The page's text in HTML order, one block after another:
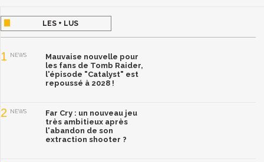
LES + LUS
1 NEWS
Mauvaise nouvelle pour
les fans de Tomb Raider,
l'épisode "Catalyst" est
repoussé à 2028 !
2 NEWS
Far Cry : un nouveau jeu
très ambitieux après
l'abandon de son
extraction shooter ?